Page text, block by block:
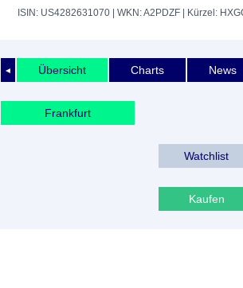
ISIN: US4282631070 | WKN: A2PDZF | Kürzel:
◄ Übersicht Charts News
Frankfurt
Watchlist
Kaufen